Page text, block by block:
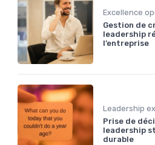
Gestion de
leadership
l’entreprise
Prise de
leadership
durable